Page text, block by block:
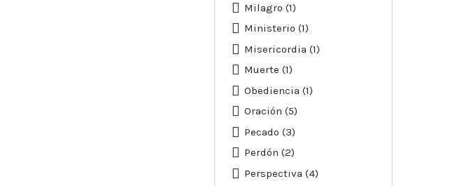
Milagro (1)
Ministerio (1)
Misericordia (1)
Muerte (1)
Obediencia (1)
Oración (5)
Pecado (3)
Perdón (2)
Perspectiva (4)